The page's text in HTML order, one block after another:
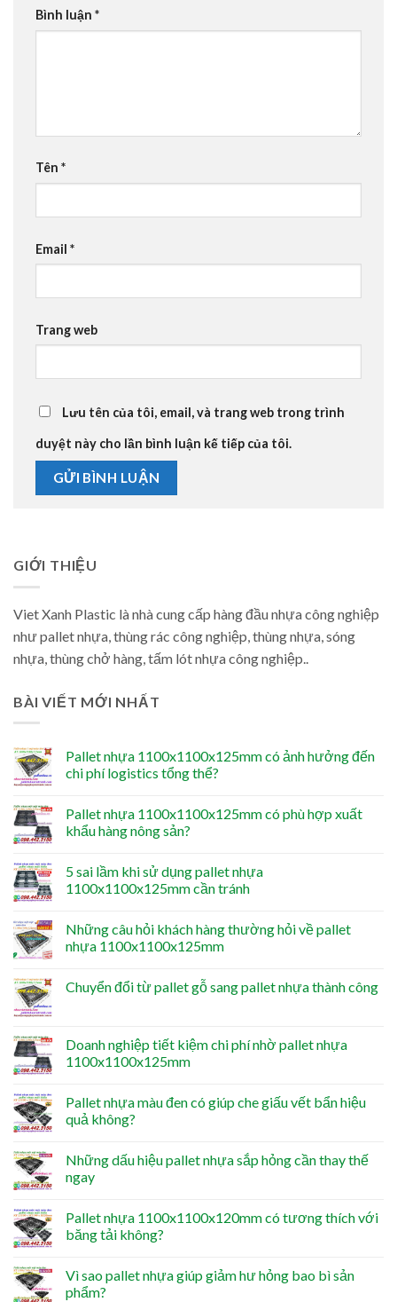
Bình luận *
Tên *
Email *
Trang web
Lưu tên của tôi, email, và trang web trong trình
duyệt này cho lần bình luận kế tiếp của tôi.
GIỚI THIỆU
Viet Xanh Plastic là nhà cung cấp hàng đầu nhựa công nghiệp
như pallet nhựa, thùng rác công nghiệp, thùng nhựa, sóng
nhựa, thùng chở hàng, tấm lót nhựa công nghiệp..
BÀI VIẾT MỚI NHẤT
Pallet nhựa 1100x1100x125mm có ảnh hưởng đến
chi phí logistics tổng thể?
Pallet nhựa 1100x1100x125mm có phù hợp xuất
khẩu hàng nông sản?
5 sai lầm khi sử dụng pallet nhựa
1100x1100x125mm cần tránh
Những câu hỏi khách hàng thường hỏi về pallet
nhựa 1100x1100x125mm
Chuyển đổi từ pallet gỗ sang pallet nhựa thành công
Doanh nghiệp tiết kiệm chi phí nhờ pallet nhựa
1100x1100x125mm
Pallet nhựa màu đen có giúp che giấu vết bẩn hiệu
quả không?
Những dấu hiệu pallet nhựa sắp hỏng cần thay thế
ngay
Pallet nhựa 1100x1100x120mm có tương thích với
băng tải không?
Vì sao pallet nhựa giúp giảm hư hỏng bao bì sản
phẩm?